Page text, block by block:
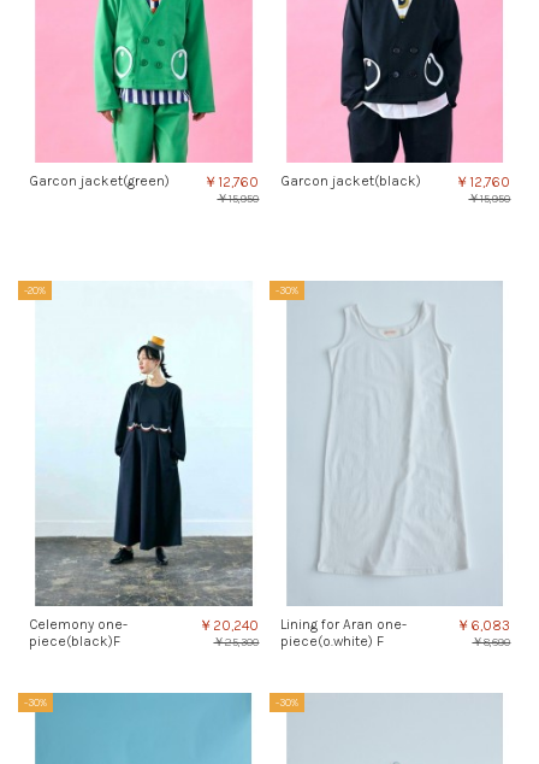
Garcon jacket(green) ￥12,760
￥15,950
Garcon jacket(black) ￥12,760
￥15,950
-20%
Celemony one-
piece(black)F
￥20,240
￥25,300
-30%
Lining for Aran one-
piece(o.white) F
￥6,083
￥8,690
-30% -30%